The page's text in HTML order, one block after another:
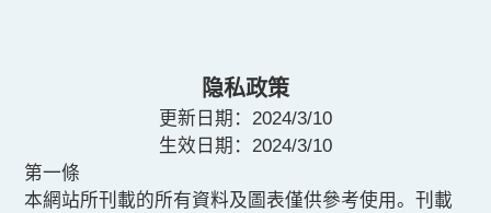
校園生活
隐私政策
更新日期：2024/3/10
生效日期： 2024/3/10
第一條
本網站所刊載的所有資料及圖表僅供參考使用。刊載